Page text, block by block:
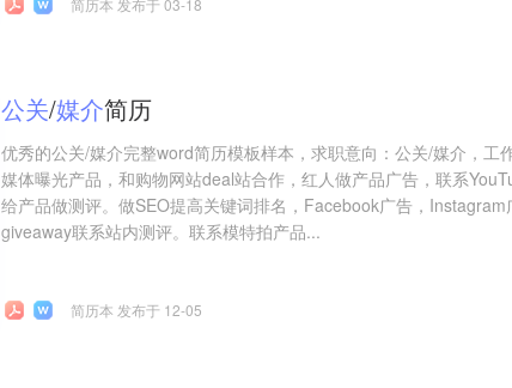
简历本 发布于 03-18
公关/媒介简历
优秀的公关/媒介完整word简历模板样本，求职意向：公关/媒介，工
媒体曝光产品，和购物网站deal站合作，红人做产品广告，联系
给产品做测评。做SEO提高关键词排名，Facebook广告，Instagram
giveaway联系站内测评。联系模特拍产品...
简历本 发布于 12-05